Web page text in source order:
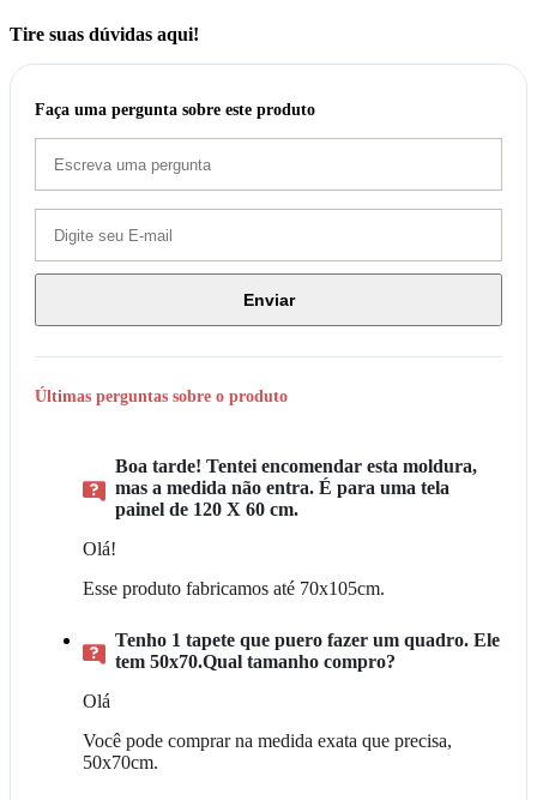
Tire suas dúvidas aqui!
Faça uma pergunta sobre este produto
Enviar
Últimas perguntas sobre o produto
Boa tarde! Tentei encomendar esta moldura,
mas a medida não entra. É para uma tela
painel de 120 X 60 cm.
Olá!
Esse produto fabricamos até 70x105cm.
Tenho 1 tapete que puero fazer um quadro. Ele
tem 50x70.Qual tamanho compro?
Olá
Você pode comprar na medida exata que precisa,
50x70cm.